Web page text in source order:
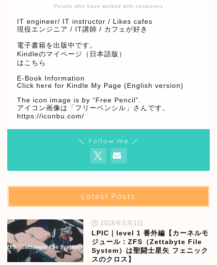
People who have worked with computers
IT engineer/ IT instructor / Likes cafes
現役エンジニア / IT講師 / カフェが好き
電子書籍を出版中です。
Kindleのマイページ（日本語版）
はこちら
E-Book Information
Click here for Kindle My Page (English version)
The icon image is by “Free Pencil”.
アイコン画像は「フリーペンシル」さんです。
https://iconbu.com/
＼ Follow me ／
Latest Posts
2026年5月1日
LPIC｜level 1 番外編【カーネルモ
ジュール：ZFS（Zettabyte File
System）は聖闘士星矢 フェニック
スのクロス】